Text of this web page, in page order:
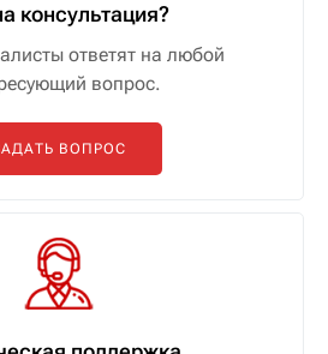
консультация?
ответят на любой
вопрос.
ВОПРОС